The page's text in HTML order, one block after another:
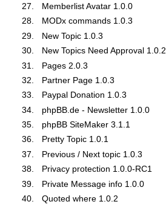
Memberlist Avatar 1.0.0
MODx commands 1.0.3
New Topic 1.0.3
New Topics Need Approval 1.0.2
Pages 2.0.3
Partner Page 1.0.3
Paypal Donation 1.0.3
phpBB.de - Newsletter 1.0.0
phpBB SiteMaker 3.1.1
Pretty Topic 1.0.1
Previous / Next topic 1.0.3
Privacy protection 1.0.0-RC1
Private Message info 1.0.0
Quoted where 1.0.2